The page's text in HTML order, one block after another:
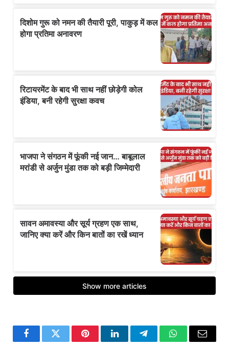
FacebookTwitter PinterestLinkedInTelegramWhatsApp
Email